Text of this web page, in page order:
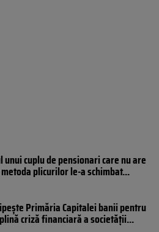
unui cuplu de pensionari care nu are
plicurilor le-a schimbat...
Primăria Capitalei banii pentru
criză financiară a societății...